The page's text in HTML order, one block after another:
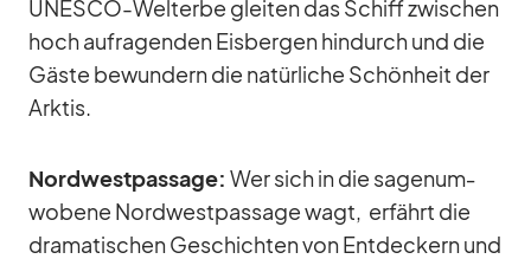
UNESCO-Welt­erbe glei­ten das Schiff zwi­schen
hoch auf­ra­gen­den Eis­ber­gen hin­durch und die
Gäste be­wun­dern die na­tür­li­che Schön­heit der
Ark­tis.
Nord­west­pas­sage: Wer sich in die sa­gen­um­
wo­bene Nord­west­pas­sage wagt, er­fährt die
dra­ma­ti­schen Ge­schich­ten von Ent­de­ckern und